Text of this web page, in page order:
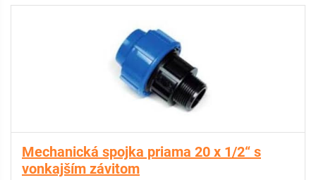
Mechanická spojka priama 20 x 1/2“ s
vonkajším závitom